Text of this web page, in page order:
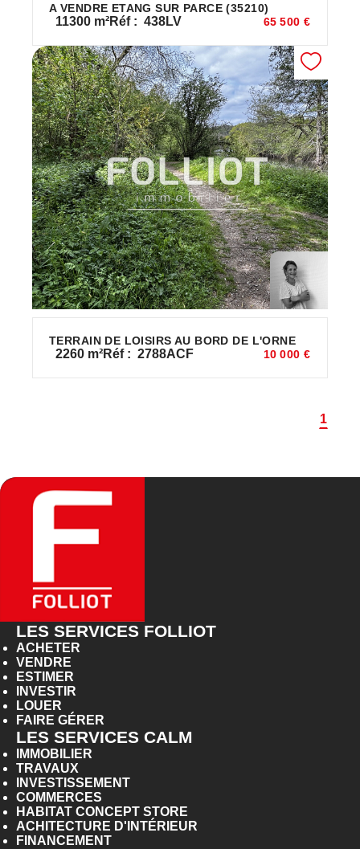
A VENDRE ETANG SUR PARCE (35210)
11300 m²Réf : 438LV 65 500 €
TERRAIN DE LOISIRS AU BORD DE L'ORNE
2260 m²Réf : 2788ACF 10 000 €
1
LES SERVICES FOLLIOT
ACHETER
VENDRE
ESTIMER
INVESTIR
LOUER
FAIRE GÉRER
LES SERVICES CALM
IMMOBILIER
TRAVAUX
INVESTISSEMENT
COMMERCES
HABITAT CONCEPT STORE
ACHITECTURE D'INTÉRIEUR
FINANCEMENT